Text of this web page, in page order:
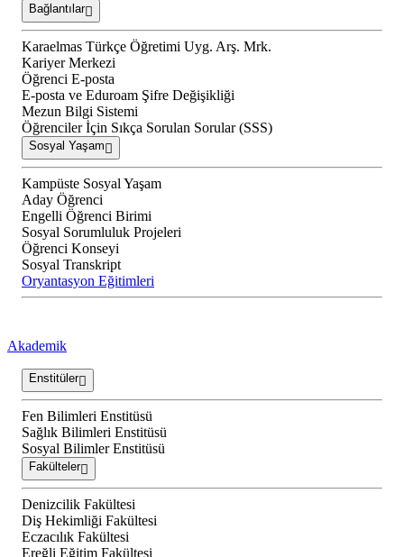
Bağlantılar
Karaelmas Türkçe Öğretimi Uyg. Arş. Mrk.
Kariyer Merkezi
Öğrenci E-posta
E-posta ve Eduroam Şifre Değişikliği
Mezun Bilgi Sistemi
Öğrenciler İçin Sıkça Sorulan Sorular (SSS)
Sosyal Yaşam
Kampüste Sosyal Yaşam
Aday Öğrenci
Engelli Öğrenci Birimi
Sosyal Sorumluluk Projeleri
Öğrenci Konseyi
Sosyal Transkript
Oryantasyon Eğitimleri
Akademik
Enstitüler
Fen Bilimleri Enstitüsü
Sağlık Bilimleri Enstitüsü
Sosyal Bilimler Enstitüsü
Fakülteler
Denizcilik Fakültesi
Diş Hekimliği Fakültesi
Eczacılık Fakültesi
Ereğli Eğitim Fakültesi